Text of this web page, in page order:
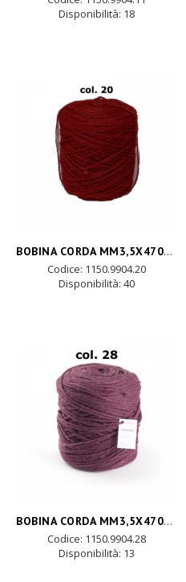
Disponibilità: 18
BOBINA CORDA MM3,5X470MT-rosso
Codice: 1150.9904.20
Disponibilità: 40
BOBINA CORDA MM3,5X470MT - vinaccia
Codice: 1150.9904.28
Disponibilità: 13